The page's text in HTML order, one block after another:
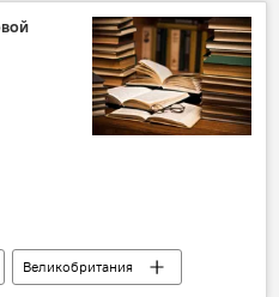
Великобритания